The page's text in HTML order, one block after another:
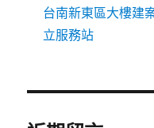
台南新東區大樓建
立服務站